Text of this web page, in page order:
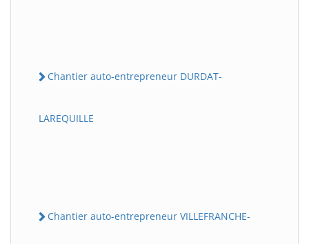
Chantier auto-entrepreneur DURDAT-
LAREQUILLE
Chantier auto-entrepreneur VILLEFRANCHE-